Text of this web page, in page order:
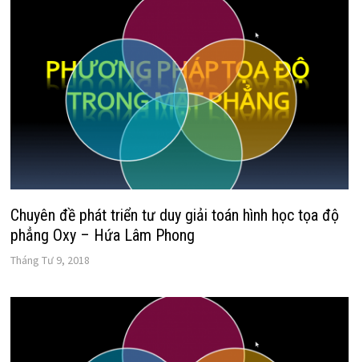
Chuyên đề phát triển tư duy giải toán hình học tọa độ
phẳng Oxy – Hứa Lâm Phong
Tháng Tư 9, 2018